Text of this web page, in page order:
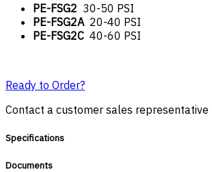
PE-FSG2 30-50 PSI
PE-FSG2A20-40 PSI
PE-FSG2C 40-60 PSI
Ready to Order?
Contact a customer sales representative
Specifications
Documents